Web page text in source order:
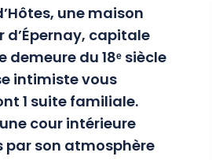
une maison
capitale
du 18ᵉ siècle
intimiste vous
1 suite familiale.
cour intérieure
par son atmosphère